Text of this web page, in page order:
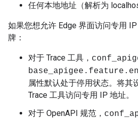
任何本地地址（解析为
如果您想允许 Edge 界面访问专用
牌：
对于 Trace 工具，
属性默认处于停用状态。将其
Trace 工具访问专用 IP 地址。
对于 OpenAPI 规范，